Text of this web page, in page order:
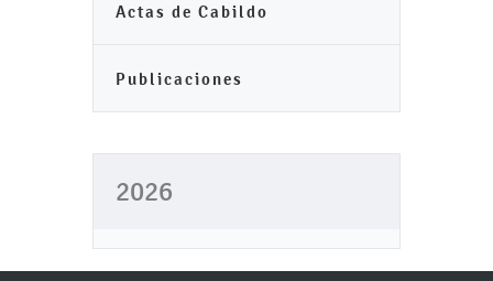
Actas de Cabildo
Publicaciones
2026